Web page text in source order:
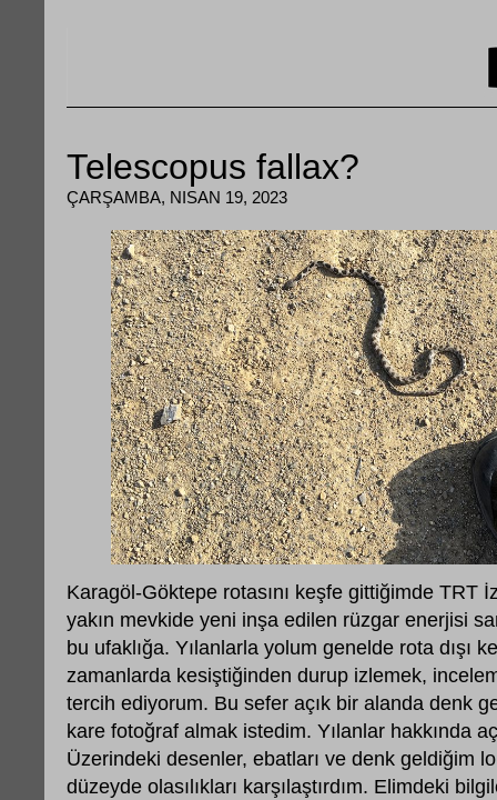
Telescopus fallax?
ÇARŞAMBA, NISAN 19, 2023
Karagöl-Göktepe rotasını keşfe gittiğimde TRT
yakın mevkide yeni inşa edilen rüzgar enerjisi
bu ufaklığa. Yılanlarla yolum genelde rota dışı
zamanlarda kesiştiğinden durup izlemek,
tercih ediyorum. Bu sefer açık bir alanda denk
kare fotoğraf almak istedim. Yılanlar hakkında
Üzerindeki desenler, ebatları ve denk geldiğim
düzeyde olasılıkları karşılaştırdım. Elimdeki